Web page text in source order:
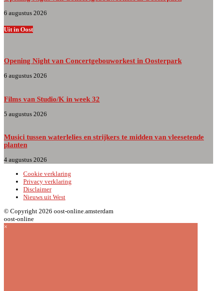
6 augustus 2026
Uit in Oost
Opening Night van Concertgebouworkest in Oosterpark
6 augustus 2026
Films van Studio/K in week 32
5 augustus 2026
Musici tussen waterlelies en strijkers te midden van vleesetende
planten
4 augustus 2026
Cookie verklaring
Privacy verklaring
Disclaimer
Nieuws uit West
© Copyright 2026 oost-online.amsterdam
oost-online
×